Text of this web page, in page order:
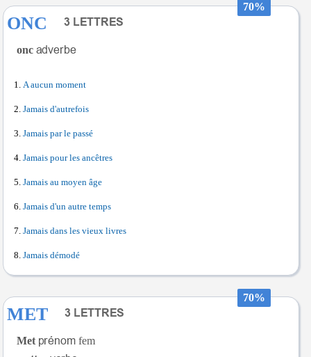
70%
ONC
onc
A aucun moment
Jamais d'autrefois
Jamais par le passé
Jamais pour les ancêtres
Jamais au moyen âge
Jamais d'un autre temps
Jamais dans les vieux livres
Jamais démodé
70%
MET
Met
fem